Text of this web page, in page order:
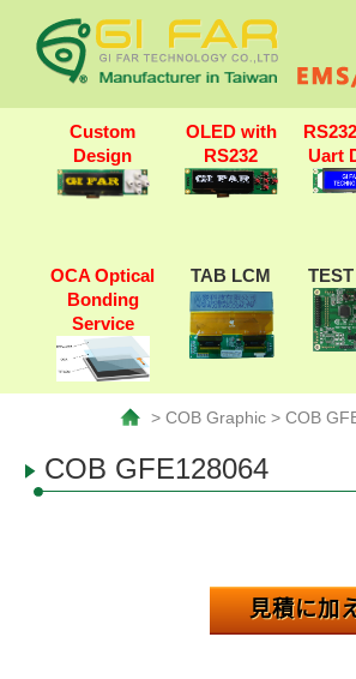
Custom
Design
OLED with
RS232
Uart
OCA Optical
Bonding
Service
TAB LCM
> COB Graphic > COB
COB GFE128064
見積に加